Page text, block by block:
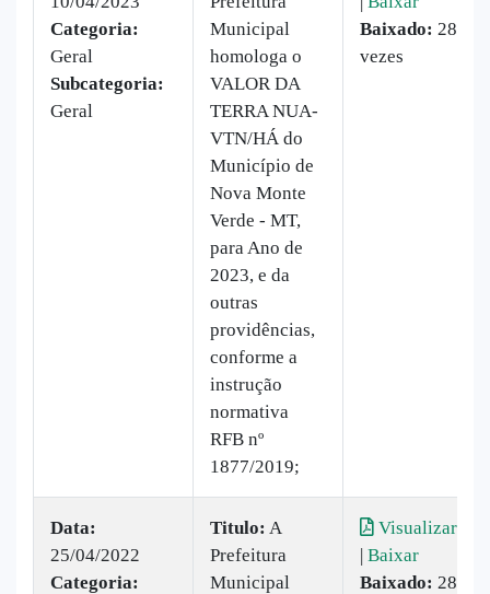
Categoria:
Geral
Subcategoria:
Geral
Municipal
homologa o
VALOR DA
TERRA NUA-
VTN/HÁ do
Município de
Nova Monte
Verde - MT,
para Ano de
2023, e da
outras
providências,
conforme a
instrução
normativa
RFB nº
1877/2019;
Baixado: 28
vezes
Data:
25/04/2022
Categoria:
Titulo: A
Prefeitura
Municipal
Visualizar
| Baixar
Baixado: 28